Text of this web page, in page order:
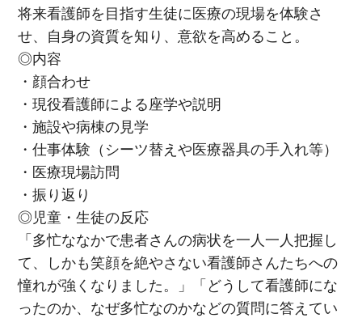
将来看護師を目指す生徒に医療の現場を体験さ
せ、自身の資質を知り、意欲を高めること。
◎内容
・顔合わせ
・現役看護師による座学や説明
・施設や病棟の見学
・仕事体験（シーツ替えや医療器具の手入れ等）
・医療現場訪問
・振り返り
◎児童・生徒の反応
「多忙ななかで患者さんの病状を一人一人把握し
て、しかも笑顔を絶やさない看護師さんたちへの
憧れが強くなりました。」「どうして看護師にな
ったのか、なぜ多忙なのかなどの質問に答えてい